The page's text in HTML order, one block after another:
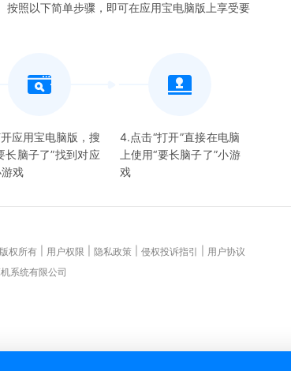
照以下简单步骤，即可在应用宝电脑版上享受要
应用宝电脑版，搜
长脑子了”找到对应
戏
4.点击“打开”直接在电脑
上使用“要长脑子了”小游
戏
版权所有 用户权限 隐私政策 侵权投诉指引
用户协议
系统有限公司